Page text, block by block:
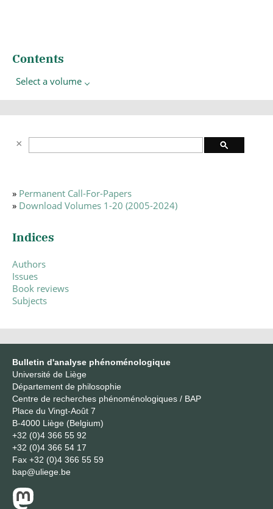
Contents
Select a volume
» Permanent Call-For-Papers
» Download Volumes 1-20 (2005-2024)
Indices
Authors
Issues
Book reviews
Subjects
Bulletin d'analyse phénoménologique
Université de Liège
Département de philosophie
Centre de recherches phénoménologiques / BAP
Place du Vingt-Août 7
B-4000 Liège (Belgium)
+32 (0)4 366 55 92
+32 (0)4 366 54 17
Fax +32 (0)4 366 55 59
bap@uliege.be